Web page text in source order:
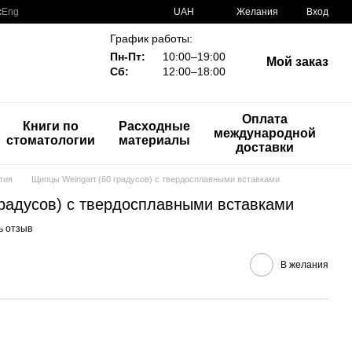
Eng UAH Желания Вход
График работы:
Пн-Пт:
10:00–19:00
Сб:
12:00–18:00
Мой заказ
Книги по
стоматологии
Расходные
материалы
Оплата
международной
доставки
Щипцы Weingart (60 градусов) с твердосплавными вставками
с твердосплавными вставками
отзыв
В желания